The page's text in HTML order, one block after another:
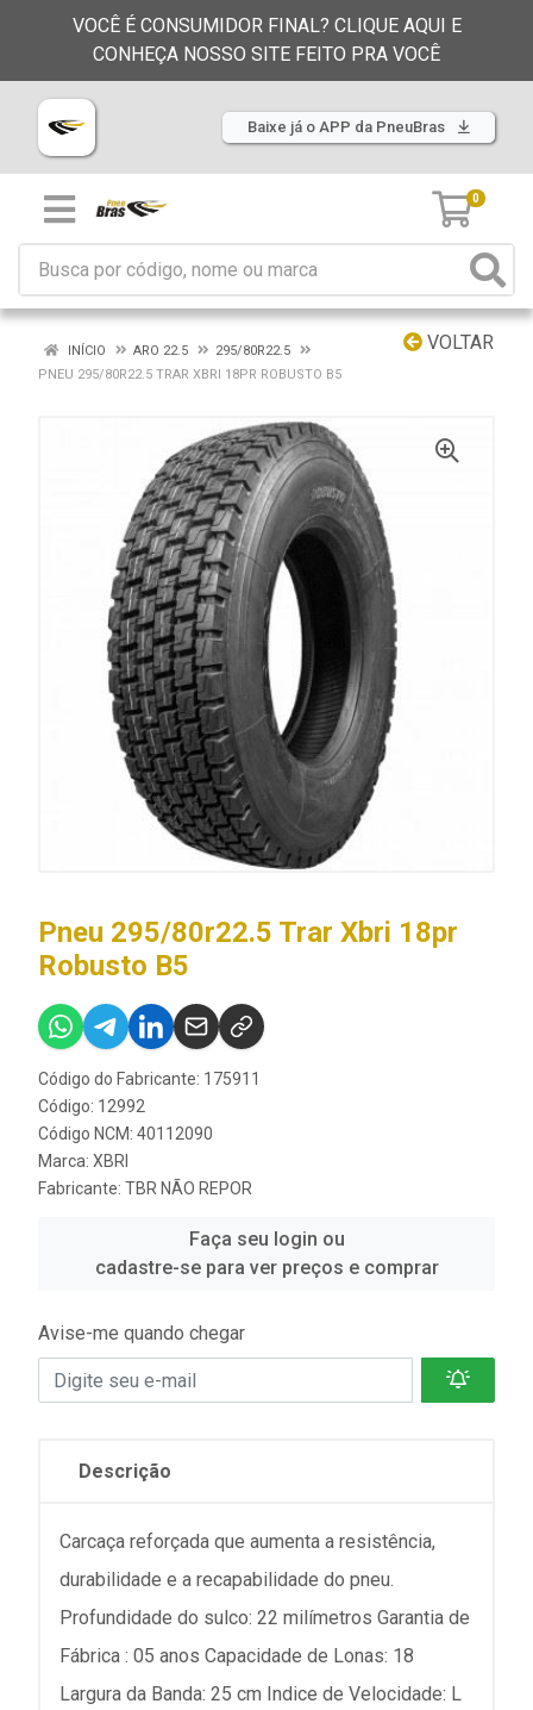
VOCÊ É CONSUMIDOR FINAL? CLIQUE AQUI E
CONHEÇA NOSSO SITE FEITO PRA VOCÊ
Baixe já o APP da PneuBras
0
VOLTAR
INÍCIO ARO 22.5
295/80R22.5
PNEU 295/80R22.5 TRAR XBRI 18PR ROBUSTO B5
Pneu 295/80r22.5 Trar Xbri 18pr
Robusto B5
Código do Fabricante: 175911
Código: 12992
Código NCM: 40112090
Marca: XBRI
Fabricante: TBR NÃO REPOR
Faça seu login ou
cadastre-se para ver preços e comprar
Avise-me quando chegar
Descrição
Carcaça reforçada que aumenta a resistência,
durabilidade e a recapabilidade do pneu.
Profundidade do sulco: 22 milímetros Garantia de
Fábrica : 05 anos Capacidade de Lonas: 18
Largura da Banda: 25 cm Indice de Velocidade: L